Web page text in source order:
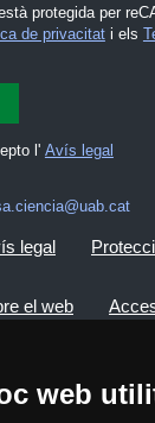
web
protegida per
de privacitati els
l' Avís legal
legal
el web